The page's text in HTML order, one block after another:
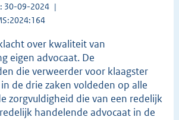
30-09-2024
over kwaliteit van
eigen advocaat. De
die verweerder voor klaagster
de drie zaken voldeden op alle
zorgvuldigheid die van een redelijk
handelende advocaat in de